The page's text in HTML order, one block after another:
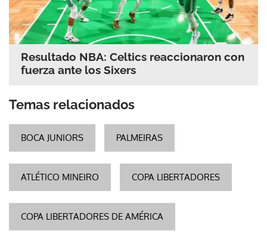
Resultado NBA: Celtics reaccionaron con
fuerza ante los Sixers
Temas relacionados
BOCA JUNIORS PALMEIRAS
ATLÉTICO MINEIRO COPA LIBERTADORES
COPA LIBERTADORES DE AMÉRICA